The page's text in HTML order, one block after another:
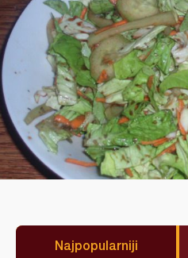
Najpopularniji